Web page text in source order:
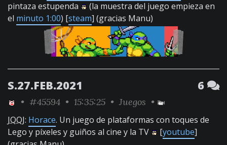
pintaza estupenda
(la muestra del juego empieza en
el minuto 1:00) [steam] (gracias Manu)
S.27.FEB.2021 6
• #45594 • 15:35:25 • Juegos •
JQQJ: Horace. Un juego de plataformas con toques de
Lego y píxeles y guiños al cine y la TV
[youtube]